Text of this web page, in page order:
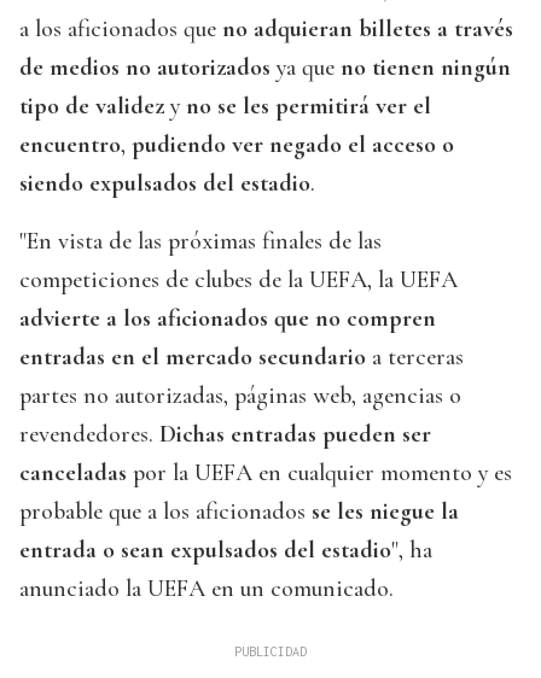
a los aficionados que no adquieran billetes a través
de medios no autorizados ya que no tienen ningún
tipo de validez yno se les permitirá ver el
encuentro, pudiendo ver negado el acceso o
siendo expulsados del estadio.
"En vista de las próximas finales de las
competiciones de clubes de la UEFA, la UEFA
advierte a los aficionados que no compren
entradas en el mercado secundario a terceras
partes no autorizadas, páginas web, agencias o
revendedores. Dichas entradas pueden ser
canceladas por la UEFA en cualquier momento y es
probable que a los aficionados se les niegue la
entrada o sean expulsados del estadio", ha
anunciado la UEFA en un comunicado.